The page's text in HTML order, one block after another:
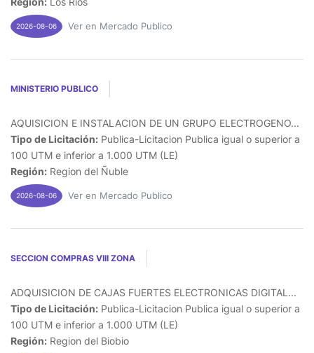
2026-08-06 Ver en Mercado Publico
MINISTERIO PUBLICO
AQUISICION E INSTALACION DE UN GRUPO ELECTROGENO...
Tipo de Licitación: Publica-Licitacion Publica igual o superior a
100 UTM e inferior a 1.000 UTM (LE)
Región: Region del Ñuble
2026-08-06 Ver en Mercado Publico
SECCION COMPRAS VIII ZONA
ADQUISICION DE CAJAS FUERTES ELECTRONICAS DIGITAL...
Tipo de Licitación: Publica-Licitacion Publica igual o superior a
100 UTM e inferior a 1.000 UTM (LE)
Región: Region del Biobio